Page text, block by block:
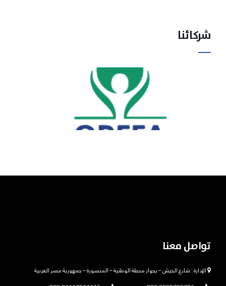
شركائنا
تواصل معنا
الإدارة : شارع الجيش – بجوار محطة الوطنية – المنصورة – جمهورية مصر العربية